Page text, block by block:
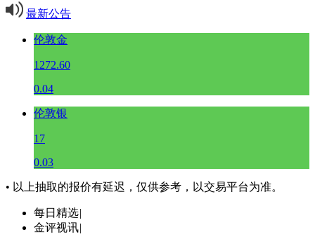
最新公告
伦敦金
1272.60
0.04
伦敦银
17
0.03
• 以上抽取的报价有延迟，仅供参考，以交易平台为准。
每日精选|
金评视讯|